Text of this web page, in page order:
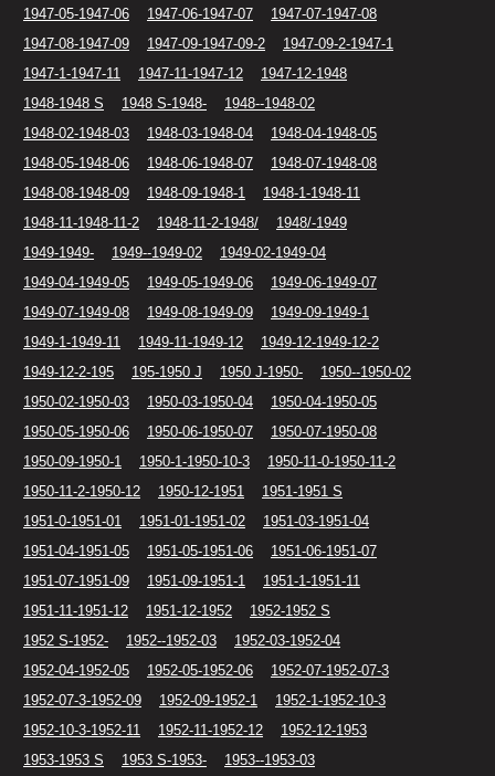
1947-05-1947-06
1947-06-1947-07
1947-07-1947-08
1947-08-1947-09
1947-09-1947-09-2
1947-09-2-1947-1
1947-1-1947-11
1947-11-1947-12
1947-12-1948
1948-1948 S
1948 S-1948-
1948--1948-02
1948-02-1948-03
1948-03-1948-04
1948-04-1948-05
1948-05-1948-06
1948-06-1948-07
1948-07-1948-08
1948-08-1948-09
1948-09-1948-1
1948-1-1948-11
1948-11-1948-11-2
1948-11-2-1948/
1948/-1949
1949-1949-
1949--1949-02
1949-02-1949-04
1949-04-1949-05
1949-05-1949-06
1949-06-1949-07
1949-07-1949-08
1949-08-1949-09
1949-09-1949-1
1949-1-1949-11
1949-11-1949-12
1949-12-1949-12-2
1949-12-2-195
195-1950 J 1950 J-1950-
1950--1950-02
1950-02-1950-03
1950-03-1950-04
1950-04-1950-05
1950-05-1950-06
1950-06-1950-07
1950-07-1950-08
1950-09-1950-1
1950-1-1950-10-3
1950-11-0-1950-11-2
1950-11-2-1950-12
1950-12-1951
1951-1951 S
1951-0-1951-01
1951-01-1951-02
1951-03-1951-04
1951-04-1951-05
1951-05-1951-06
1951-06-1951-07
1951-07-1951-09
1951-09-1951-1
1951-1-1951-11
1951-11-1951-12
1951-12-1952
1952-1952 S
1952 S-1952-
1952--1952-03
1952-03-1952-04
1952-04-1952-05
1952-05-1952-06
1952-07-1952-07-3
1952-07-3-1952-09
1952-09-1952-1
1952-1-1952-10-3
1952-10-3-1952-11
1952-11-1952-12
1952-12-1953
1953-1953 S
1953 S-1953- 1953--1953-03